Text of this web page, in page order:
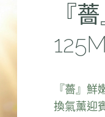
『
『薔』
換氣薰迎